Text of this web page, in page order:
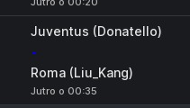
Juventus (Donatello)
-
Roma (Liu_Kang)
Jutro o 00:35